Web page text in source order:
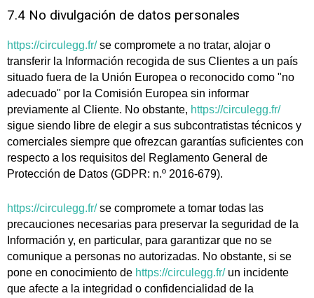
7.4 No divulgación de datos personales
https://circulegg.fr/se compromete a no tratar, alojar o
transferir la Información recogida de sus Clientes a un país
situado fuera de la Unión Europea o reconocido como "no
adecuado" por la Comisión Europea sin informar
previamente al Cliente. No obstante, https://circulegg.fr/
sigue siendo libre de elegir a sus subcontratistas técnicos y
comerciales siempre que ofrezcan garantías suficientes con
respecto a los requisitos del Reglamento General de
Protección de Datos (GDPR: n.º 2016-679).
https://circulegg.fr/se compromete a tomar todas las
precauciones necesarias para preservar la seguridad de la
Información y, en particular, para garantizar que no se
comunique a personas no autorizadas. No obstante, si se
pone en conocimiento de https://circulegg.fr/un incidente
que afecte a la integridad o confidencialidad de la